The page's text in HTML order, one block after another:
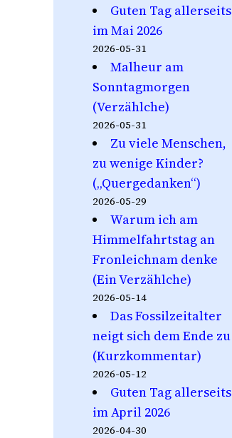
Guten Tag allerseits
im Mai 2026
2026-05-31
Malheur am
Sonntagmorgen
(Verzählche)
2026-05-31
Zu viele Menschen,
zu wenige Kinder?
(„Quergedanken“)
2026-05-29
Warum ich am
Himmelfahrtstag an
Fronleichnam denke
(Ein Verzählche)
2026-05-14
Das Fossilzeitalter
neigt sich dem Ende zu
(Kurzkommentar)
2026-05-12
Guten Tag allerseits
im April 2026
2026-04-30